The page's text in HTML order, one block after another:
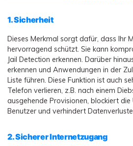
1. Sicherheit
Dieses Merkmal sorgt dafür, dass Ihr
hervorragend schützt. Sie kann
Jail Detection erkennen. Darüber
erkennen und Anwendungen in der
Liste führen. Diese Funktion ist auch
Telefon verlieren, z.B. nach einem
ausgehende Provisionen, blockiert
Benutzer und verhindert
2. Sicherer Internetzugang